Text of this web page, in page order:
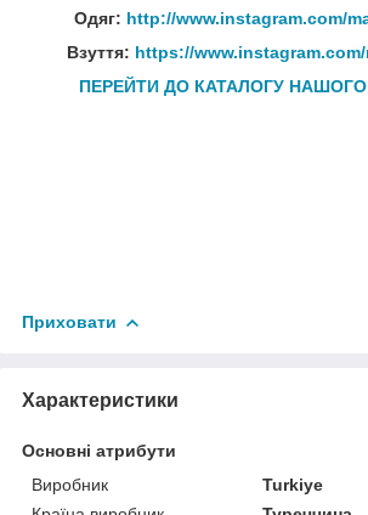
Одяг: http://www.instagram.com/
Взуття: https://
ПЕРЕЙТИ ДО КАТАЛОГУ
Приховати
Характеристики
Основні атрибути
Виробник
Turkiye